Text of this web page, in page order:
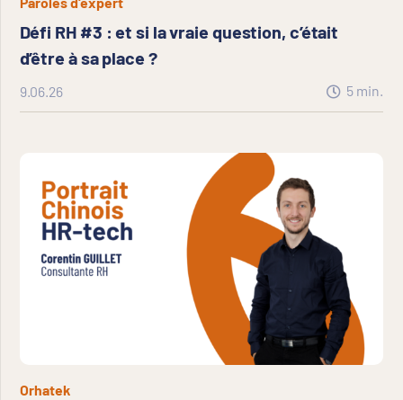
Défi RH #3 : et si la vraie question, c’était
d’être à sa place ?
9.06.26 5 min.
Orhatek